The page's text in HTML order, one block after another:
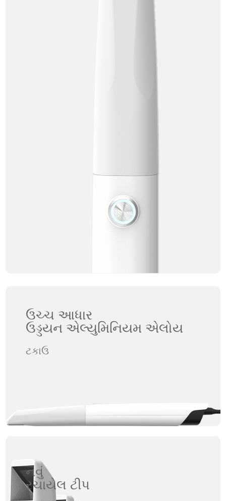
ઉચ્ચ આધાર
ઉડ્ડયન એલ્યુમિનિયમ એલોય
ટકાઉ
નવું
રચાયેલ ટીપ